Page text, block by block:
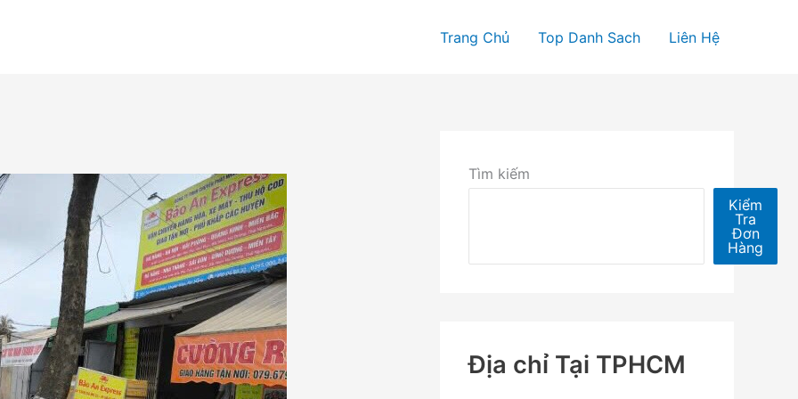
Trang Chủ Top Danh Sach Liên Hệ
Tìm kiếm
Kiểm
Tra
Đơn
Hàng
Địa chỉ Tại TPHCM